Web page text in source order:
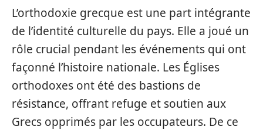
L’orthodoxie grecque est une part intégrante
de l’identité culturelle du pays. Elle a joué un
rôle crucial pendant les événements qui ont
façonné l’histoire nationale. Les Églises
orthodoxes ont été des bastions de
résistance, offrant refuge et soutien aux
Grecs opprimés par les occupateurs. De ce